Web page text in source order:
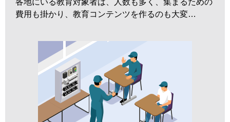
各地にいる教育対象者は、人数も多く、集まるための
費用も掛かり、教育コンテンツを作るのも大変…